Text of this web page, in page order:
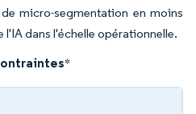
micro-segmentation en moins
l'IA dans l'échelle opérationnelle.
*